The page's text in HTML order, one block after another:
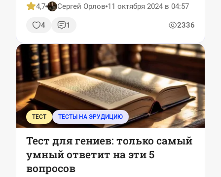
4,7 Сергей Орлов 11 октября 2024 в 04:57
4 1 2336
ТЕСТ ТЕСТЫ НА ЭРУДИЦИЮ
Тест для гениев: только самый
умный ответит на эти 5
вопросов